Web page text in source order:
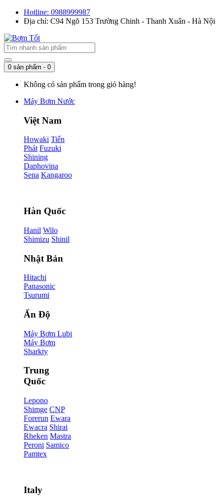
Hotline: 0988999987
Địa chỉ: C94 Ngõ 153 Trường Chinh - Thanh Xuân - Hà Nội
0 sản phẩm - 0
Không có sản phẩm trong giỏ hàng!
Máy Bơm Nước
Việt Nam
Howaki Tiến
Phát Fuzuki
Shining
Daphovina
Sena Kangaroo
Hàn Quốc
Hanil Wilo
Shimizu Shinil
Nhật Bản
Hitachi
Panasonic
Tsurumi
Ấn Độ
Máy Bơm Lubi
Máy Bơm
Sharkty
Trung
Quốc
Lepono
Shimge CNP
Forerun Ewara
Ewacra Shirai
Rheken Mastra
Peroni Samico
Pamtex
Italy